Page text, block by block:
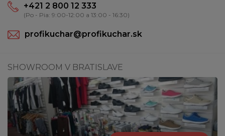
+421 2 800 12 333
(Po - Pia: 9:00-12:00 a 13:00 - 16:30)
profikuchar@profikuchar.sk
SHOWROOM V BRATISLAVE